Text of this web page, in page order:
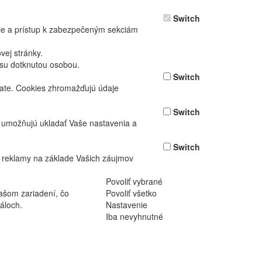
a prístup k zabezpečeným sekciám
stránky.
dotknutou osobou.
Switch
Cookies zhromažďujú údaje
Switch
ukladať Vaše nastavenia a
Switch
na základe Vašich záujmov
Switch
Povoliť vybrané
zariadení, čo
Povoliť všetko
Nastavenie
Iba nevyhnutné